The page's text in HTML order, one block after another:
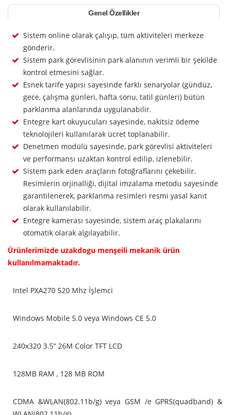
Genel Özellikler
Sistem online olarak çalışıp, tüm aktiviteleri merkeze
gönderir.
Sistem park görevlisinin park alanının verimli bir şekilde
kontrol etmesini sağlar.
Esnek tarife yapısı sayesinde farklı senaryolar (gündüz,
gece, çalışma günleri, hafta sonu, tatil günleri) bütün
parklanma alanlarında uygulanabilir.
Entegre kart okuyucuları sayesinde, nakitsiz ödeme
teknolojileri kullanılarak ücret toplanabilir.
Denetmen modülü sayesinde, park görevlisi aktiviteleri
ve performansı uzaktan kontrol edilip, izlenebilir.
Sistem park eden araçların fotoğraflarını çekebilir.
Resimlerin orjinalliği, dijital imzalama metodu sayesinde
garantilenerek, parklanma resimleri resmi yasal kanıt
olarak kullanılabilir.
Entegre kamerası sayesinde, sistem araç plakalarını
otomatik olarak algılayabilir.
Ürünlerimizde uzakdogu menşeili mekanik ürün
kullanılmamaktadır.
Intel PXA270 520 Mhz İşlemci
Windows Mobile 5.0 veya Windows CE 5.0
240x320 3.5” 26M Color TFT LCD
128MB RAM , 128 MB ROM
CDMA &WLAN(802.11b/g) veya GSM /e GPRS(quadband) &